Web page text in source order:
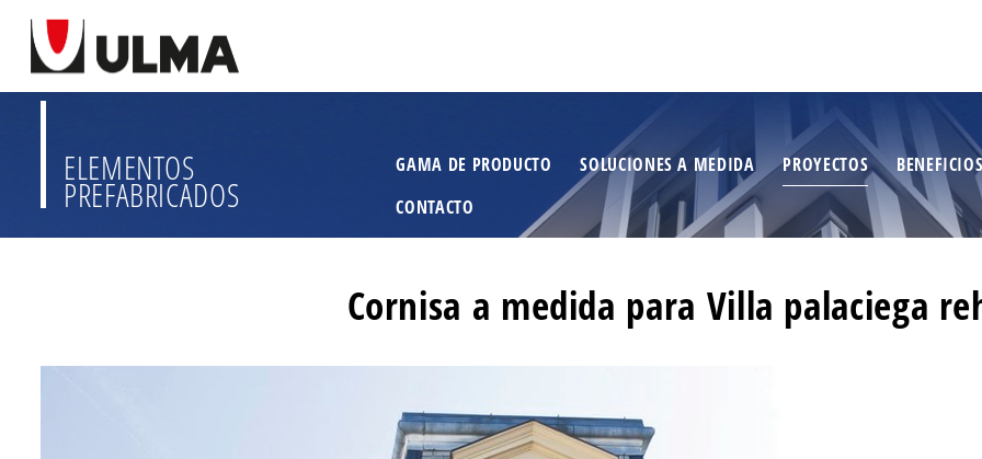
ELEMENTOS
PREFABRICADOS
GAMA DE PRODUCTO SOLUCIONES A MEDIDA PROYECTOS
CONTACTO
Cornisa a medida para Villa palaciega